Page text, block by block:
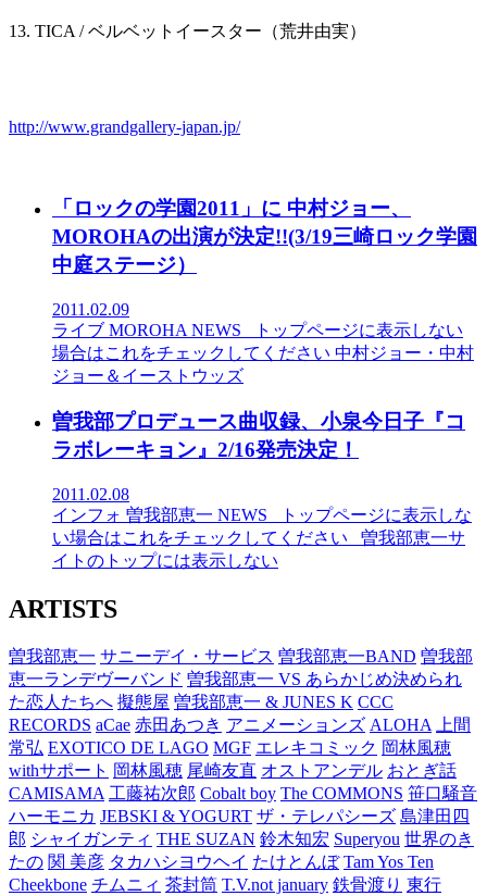
13. TICA / ベルベットイースター（荒井由実）
http://www.grandgallery-japan.jp/
「ロックの学園2011」に 中村ジョー、
MOROHAの出演が決定!!(3/19三崎ロック学園
中庭ステージ）
2011.02.09
ライブ MOROHA NEWS
_トップページに表示しない
場合はこれをチェックしてください 中村ジョー・中村
ジョー＆イーストウッズ
曽我部プロデュース曲収録、小泉今日子『コ
ラボレーキョン』2/16発売決定！
2011.02.08
インフォ 曽我部恵一 NEWS
_トップページに表示しな
い場合はこれをチェックしてください
_曽我部恵一サ
イトのトップには表示しない
ARTISTS
曽我部恵一 サニーデイ・サービス 曽我部恵一BAND 曽我部
恵一ランデヴーバンド 曽我部恵一 VS あらかじめ決められ
た恋人たちへ 擬態屋 曽我部恵一 & JUNES K CCC
RECORDS aCae 赤田あつき アニメーションズ ALOHA
上間
常弘 EXOTICO DE LAGO MGF エレキコミック 岡林風穂
withサポート 岡林風穂 尾崎友直 オストアンデル おとぎ話
CAMISAMA 工藤祐次郎 Cobalt boy The COMMONS 笹口騒音
ハーモニカ JEBSKI & YOGURT ザ・テレパシーズ 島津田四
郎 シャイガンティ THE SUZAN 鈴木知宏 Superyou 世界のき
たの 関 美彦 タカハシヨウヘイ たけとんぼ Tam Yos Ten
Cheekbone チムニィ 茶封筒 T.V.not january 鉄骨渡り 東行